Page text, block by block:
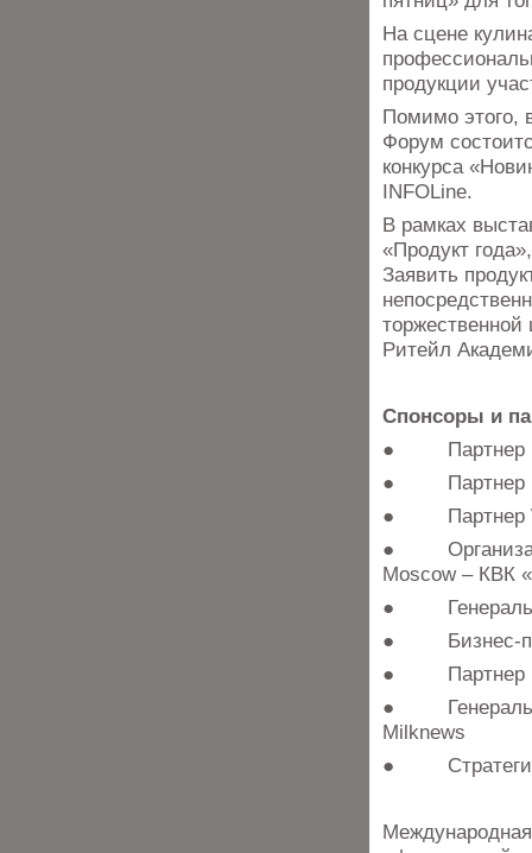
На сцене
продукции
Помимо этого,
Форум
конкурса
INFOLine.
В рамках
«Продукт
Заявить
Ритейл
Спонсоры и
● Партнер
● Партнер
● Партнер
●
Moscow – КВК
●
● Бизнес-
● Партнер
●
Milknews
●